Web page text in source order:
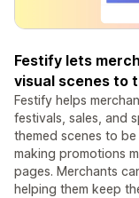
Festify lets
visual scenes to
Festify helps
festivals, sales, and
themed scenes to
making promotions
pages. Merchants
helping them keep